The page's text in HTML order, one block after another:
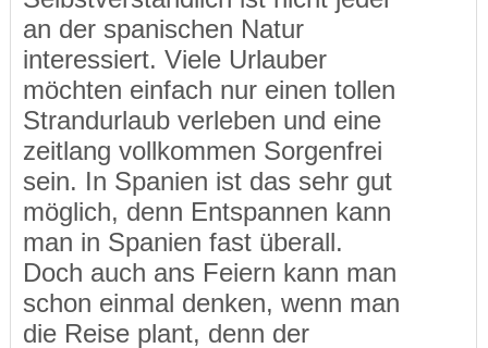
an der spanischen Natur
interessiert. Viele Urlauber
möchten einfach nur einen tollen
Strandurlaub verleben und eine
zeitlang vollkommen Sorgenfrei
sein. In Spanien ist das sehr gut
möglich, denn Entspannen kann
man in Spanien fast überall.
Doch auch ans Feiern kann man
schon einmal denken, wenn man
die Reise plant, denn der